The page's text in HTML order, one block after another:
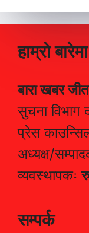
हाम्रो बारेमा
बारा खबर
सुचना विभाग
प्रेस काउन्सिल
अध्यक्ष/
व्यवस्थापकः
सम्पर्क